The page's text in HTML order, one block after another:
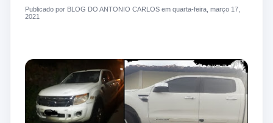
Publicado por BLOG DO ANTONIO CARLOS em quarta-feira, março 17,
2021